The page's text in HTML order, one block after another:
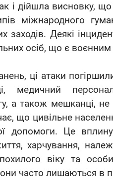
і дійшла висновку,
міжнародного
заходів. Деякі
осіб, що є
ці атаки
медичний
а також мешканці,
що цивільне
допомоги. Це
харчування,
віку та
часто лишаються в